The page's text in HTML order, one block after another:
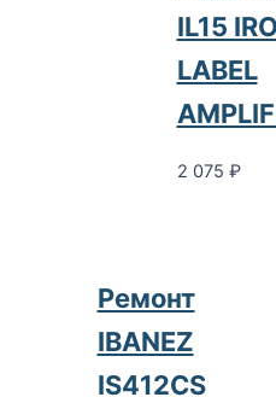
IL15
LABEL
2 075 ₽
Ремонт
IBANEZ
IS412CS